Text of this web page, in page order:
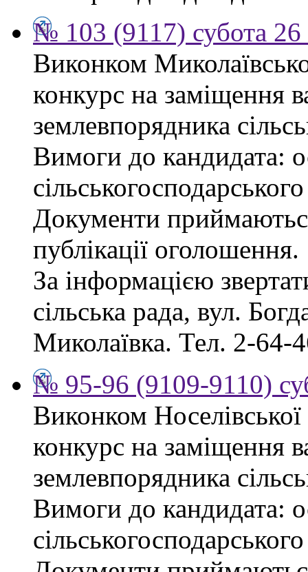
№ 103 (9117) субота 26
Виконком
конкурс на заміщення
землевпорядника
Вимоги до кандидата:
Документи
публікації оголошення.
За інформацією
сільська рада, вул.
Миколаївка. Тел. 2-64-
№ 95-96 (9109-9110)
Виконком
конкурс на заміщення
землевпорядника
Вимоги до кандидата: